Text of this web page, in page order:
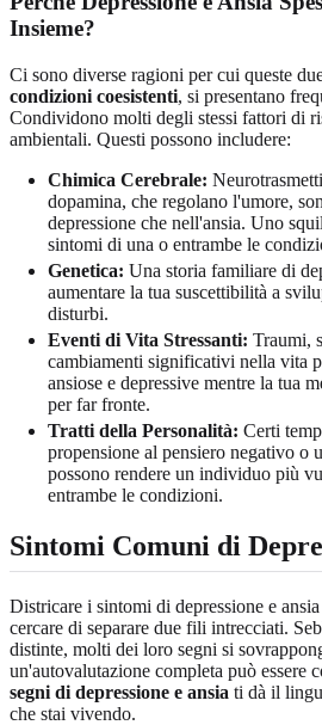
Insieme?
Ci sono diverse ragioni per cui queste
condizioni coesistenti, si presentano
Condividono molti degli stessi fattori di
ambientali. Questi possono includere:
Chimica Cerebrale:
dopamina, che regolano l'umore,
depressione che nell'ansia. Uno
sintomi di una o entrambe le
Genetica: Una storia familiare di
aumentare la tua suscettibilità a
disturbi.
Eventi di Vita Stressanti: Traumi,
cambiamenti significativi nella vita
ansiose e depressive mentre la tua
per far fronte.
Tratti della Personalità: Certi
propensione al pensiero negativo o
possono rendere un individuo più
entrambe le condizioni.
Sintomi Comuni di
Districare i sintomi di depressione e
cercare di separare due fili intrecciati.
distinte, molti dei loro segni si
un'autovalutazione completa può essere
segni di depressione e ansia ti dà il
che stai vivendo.